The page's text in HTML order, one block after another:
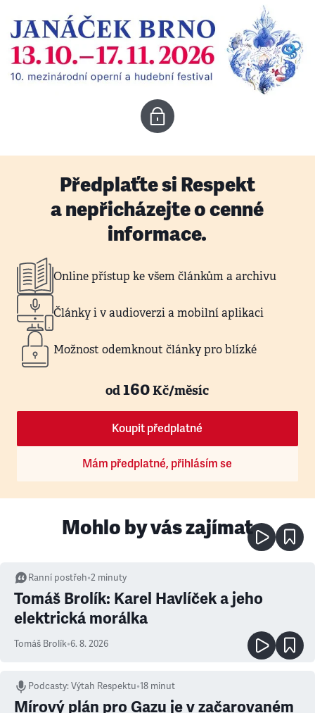
Předplaťte si Respekt
a nepřicházejte o cenné
informace.
Online přístup ke všem článkům a archivu
Články i v audioverzi a mobilní aplikaci
Možnost odemknout články pro blízké
od160Kč/měsíc
Koupit předplatné
Mám předplatné, přihlásím se
Mohlo by vás zajímat
Ranní postřeh•2 minuty
Tomáš Brolík: Karel Havlíček a jeho
elektrická morálka
Tomáš Brolík•6. 8. 2026
Podcasty:Výtah Respektu•18 minut
Mírový plán pro Gazu je v začarovaném